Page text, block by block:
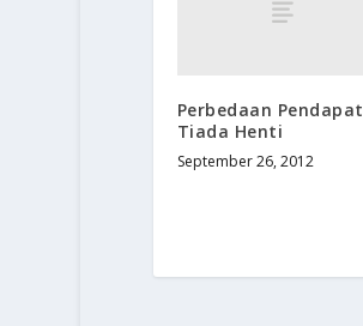
Perbedaan Pendapat
Tiada Henti
September 26, 2012